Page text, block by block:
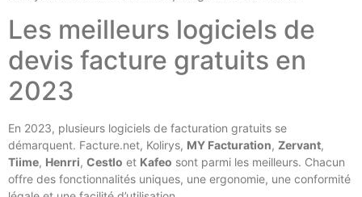
Les meilleurs logiciels de
devis facture gratuits en
2023
En 2023, plusieurs logiciels de facturation gratuits se
démarquent. Facture.net, Kolirys, MY Facturation, Zervant,
Tiime, Henrri, Cestlo et Kafeo sont parmi les meilleurs. Chacun
offre des fonctionnalités uniques, une ergonomie, une conformité